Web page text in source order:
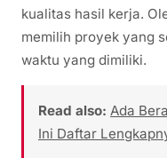
kualitas hasil kerja.
memilih proyek yang
waktu yang dimiliki.
Read also: Ada
Ini Daftar